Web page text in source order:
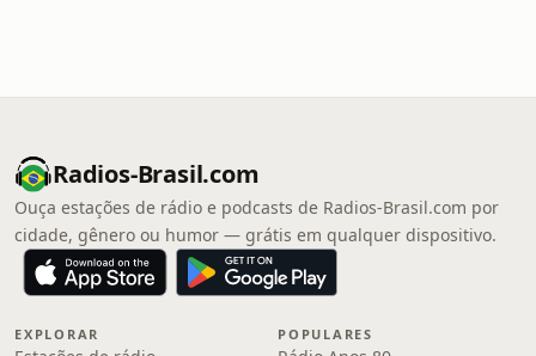
Radios-Brasil.com
Ouça estações de rádio e podcasts de Radios-Brasil.com por
cidade, gênero ou humor — grátis em qualquer dispositivo.
EXPLORAR POPULARES